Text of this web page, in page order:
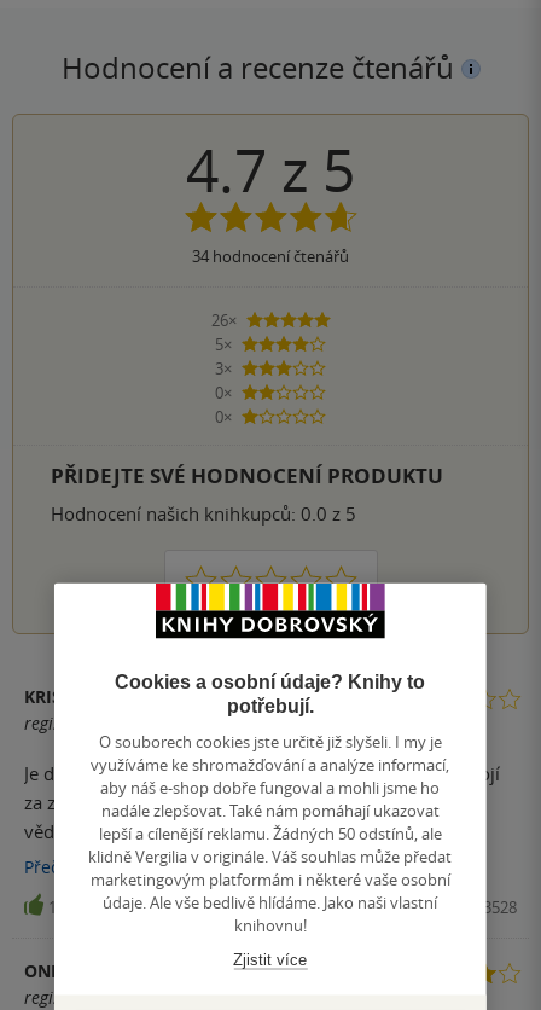
Hodnocení a recenze čtenářů
4.7 z 5
34 hodnocení čtenářů
26×
5 hvězdiček
5×
4 hvězdičky
3×
3 hvězdičky
0×
2 hvězdičky
0×
1 hvezdička
PŘIDEJTE SVÉ HODNOCENÍ PRODUKTU
Hodnocení našich knihkupců: 0.0 z 5
1 2 3 4 5
KRIS
registrovaný uživatel
Je dobré vědět kolik práce, lidí a taky trochu šílenství stojí
za značkou Apple. Dobré pro motivaci, člověk by měl
vědět, že se nemá hned vzdávat. Je to trochu delší, ale
vyplatí se vydržet.
Přečíst více
107 Kniha, PRÁH, 2011, 9788072523528
ONDRA Č.
registrovaný uživatel
Cookies a osobní údaje? Knihy to
potřebují.
O souborech cookies jste určitě již slyšeli. I my je
využíváme ke shromažďování a analýze informací,
aby náš e-shop dobře fungoval a mohli jsme ho
nadále zlepšovat. Také nám pomáhají ukazovat
lepší a cílenější reklamu. Žádných 50 odstínů, ale
klidně Vergilia v originále. Váš souhlas může předat
marketingovým platformám i některé vaše osobní
údaje. Ale vše bedlivě hlídáme. Jako naši vlastní
knihovnu!
Zjistit více